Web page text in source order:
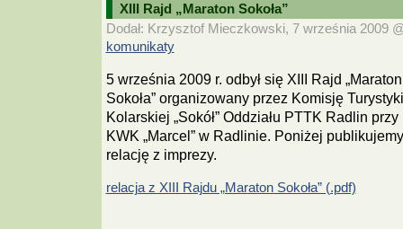
XIII Rajd „Maraton Sokoła”
Dodał: Krzysztof Mieczkowski, 7 września 2009
komunikaty
5 września 2009 r. odbył się XIII Rajd „Maraton
Sokoła” organizowany przez Komisję Turystyki
Kolarskiej „Sokół” Oddziału PTTK Radlin przy
KWK „Marcel” w Radlinie. Poniżej publikujemy
relację z imprezy.
relacja z XIII Rajdu „Maraton Sokoła” (.pdf)